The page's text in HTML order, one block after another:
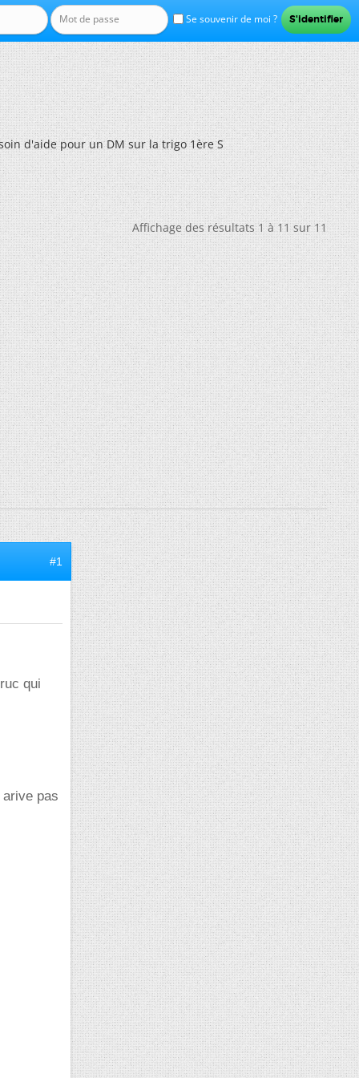
Se souvenir de moi ?
d'aide pour un DM sur la trigo 1ère S
Affichage des résultats 1 à 11 sur 11
#1
qui
pas